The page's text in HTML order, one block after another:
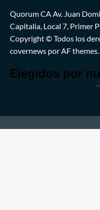
Quorum CA Av. Juan
Capitalia, Local 7, Primer
Copyright © Todos los
covernews por AF themes.
Elegidos por